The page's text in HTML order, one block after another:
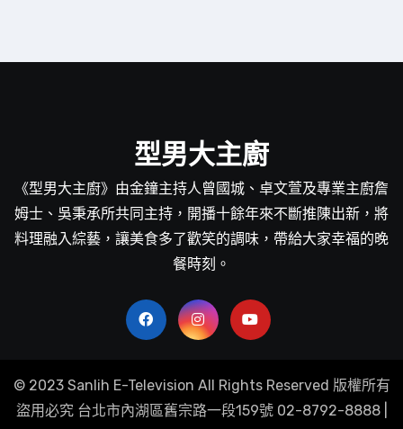
型男大主廚
《型男大主廚》由金鐘主持人曾國城、卓文萱及專業主廚詹
姆士、吳秉承所共同主持，開播十餘年來不斷推陳出新，將
料理融入綜藝，讓美食多了歡笑的調味，帶給大家幸福的晚
餐時刻。
© 2023 Sanlih E-Television All Rights Reserved 版權所有
盜用必究 台北市內湖區舊宗路一段159號 02-8792-8888